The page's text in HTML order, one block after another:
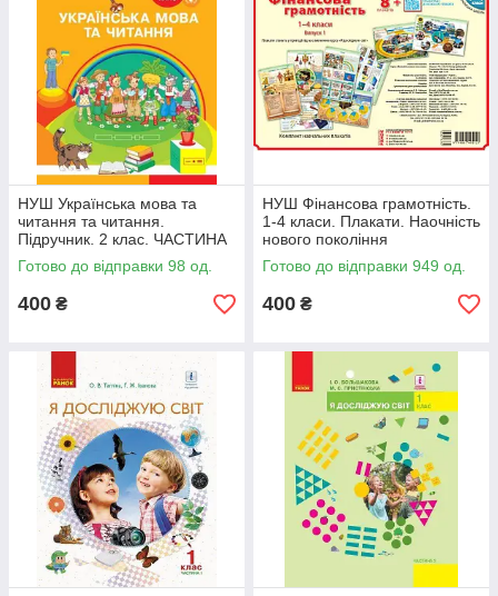
НУШ Українська мова та
читання та читання.
Підручник. 2 клас. ЧАСТИНА
2 (У 2-х частинах)
Готово до відправки 98 од.
400 ₴
НУШ Фінансова грамотність.
1-4 класи. Плакати. Наочність
нового покоління
Готово до відправки 949 од.
400 ₴